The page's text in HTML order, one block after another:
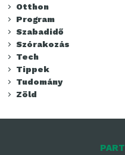
Otthon
Program
Szabadidő
Szórakozás
Tech
Tippek
Tudomány
Zöld